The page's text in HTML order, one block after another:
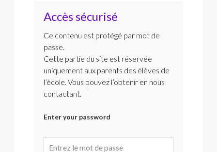
Accès sécurisé
Ce contenu est protégé par mot de
passe.
Cette partie du site est réservée
uniquement aux parents des élèves de
l’école. Vous pouvez l’obtenir en nous
contactant.
Enter your password